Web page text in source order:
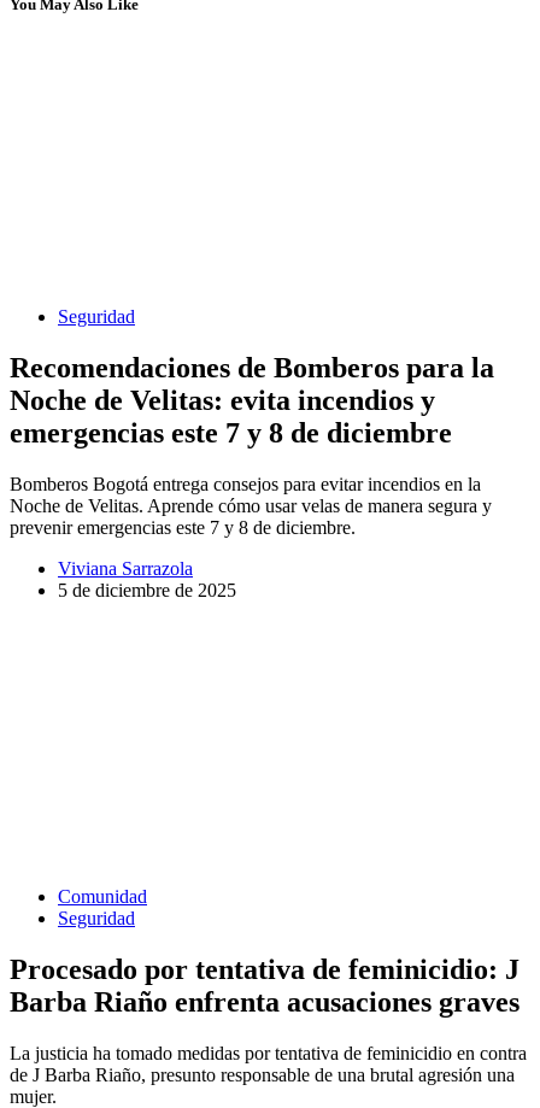
You May Also Like
Seguridad
Recomendaciones de Bomberos para la
Noche de Velitas: evita incendios y
emergencias este 7 y 8 de diciembre
Bomberos Bogotá entrega consejos para evitar incendios en la
Noche de Velitas. Aprende cómo usar velas de manera segura y
prevenir emergencias este 7 y 8 de diciembre.
Viviana Sarrazola
5 de diciembre de 2025
Comunidad
Seguridad
Procesado por tentativa de feminicidio: J
Barba Riaño enfrenta acusaciones graves
La justicia ha tomado medidas por tentativa de feminicidio en contra
de J Barba Riaño, presunto responsable de una brutal agresión una
mujer.